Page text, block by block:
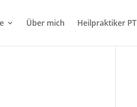
Über mich Heilpraktiker PT